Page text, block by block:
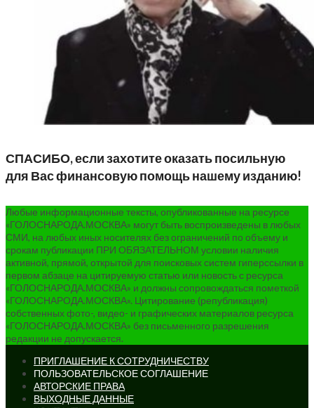
СПАСИБО, если захотите оказать посильную
для Вас финансовую помощь нашему изданию!
Любые информационные тексты, опубликованные на ресурсе
«ГОЛОСНАРОДА.МОСКВА» могут быть воспроизведены в любых
СМИ, на любых иных носителях без ограничений по объему и
срокам публикации ПРИ ОБЯЗАТЕЛЬНОМ условии наличия
активной, прямой, открытой для поисковых систем гиперссылки в
первом абзаце на цитируемую статью или новость с ресурса
«ГОЛОСНАРОДА.МОСКВА» и должны сопровождаться пометкой
«ГОЛОСНАРОДА.МОСКВА». Цитирование (републикация)
собственных фото-, видео- и графических материалов ресурса
«ГОЛОСНАРОДА.МОСКВА» без письменного разрешения
редакции не допускается.
ПРИГЛАШЕНИЕ К СОТРУДНИЧЕСТВУ
ПОЛЬЗОВАТЕЛЬСКОЕ СОГЛАШЕНИЕ
АВТОРСКИЕ ПРАВА
ВЫХОДНЫЕ ДАННЫЕ